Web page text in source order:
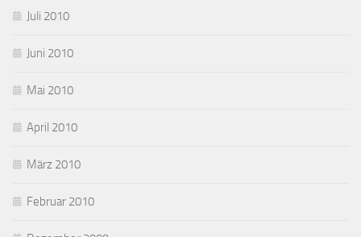
Juli 2010
Juni 2010
Mai 2010
April 2010
März 2010
Februar 2010